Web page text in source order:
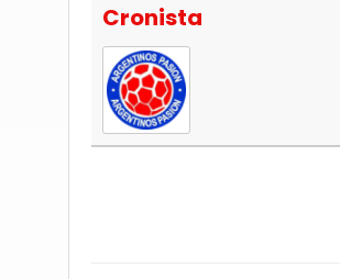
Cronista